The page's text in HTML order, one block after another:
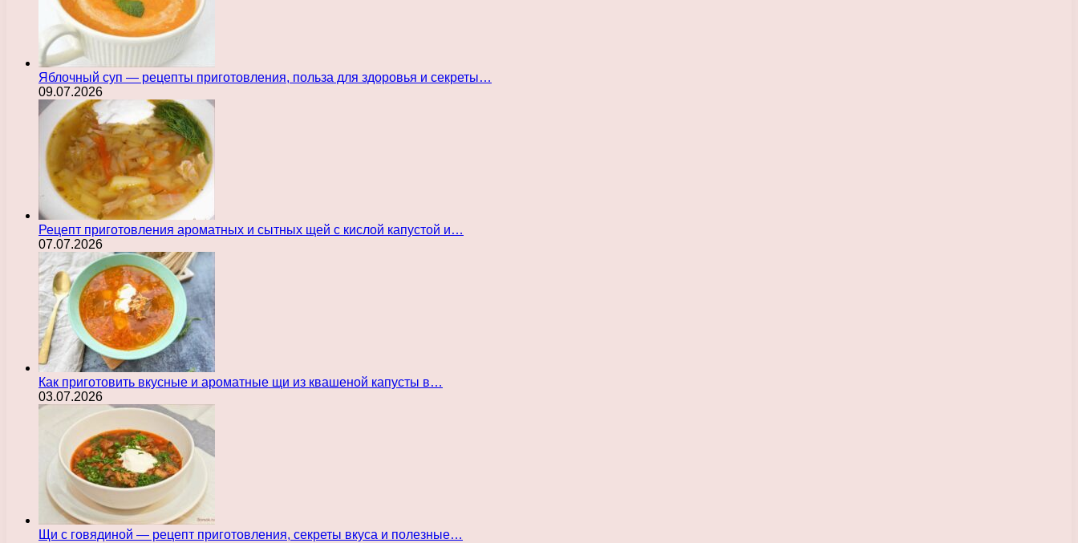
Яблочный суп — рецепты приготовления, польза для здоровья и секреты…
09.07.2026
Рецепт приготовления ароматных и сытных щей с кислой капустой и…
07.07.2026
Как приготовить вкусные и ароматные щи из квашеной капусты в…
03.07.2026
Щи с говядиной — рецепт приготовления, секреты вкуса и полезные…